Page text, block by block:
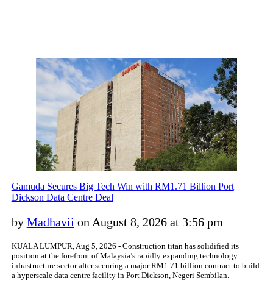
Gamuda Secures Big Tech Win with RM1.71 Billion Port
Dickson Data Centre Deal
by Madhavii on August 8, 2026 at 3:56 pm
KUALA LUMPUR, Aug 5, 2026 - Construction titan has solidified its
position at the forefront of Malaysia’s rapidly expanding technology
infrastructure sector after securing a major RM1.71 billion contract to build
a hyperscale data centre facility in Port Dickson, Negeri Sembilan.